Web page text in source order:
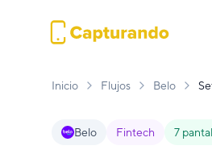
Inicio Flujos Belo
Belo Fintech 7